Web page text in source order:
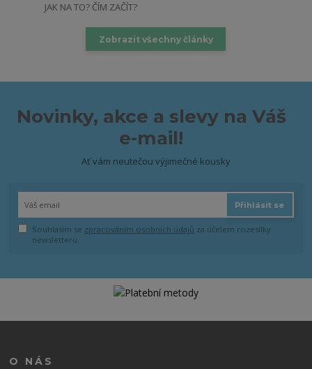
JAK NA TO? ČÍM ZAČÍT?
Zobrazit všechny články
Novinky, akce a slevy na Váš
e-mail!
Ať vám neutečou výjimečné kousky
Přihlásit se
Souhlasím se zpracováním osobních údajů za účelem rozesílky
newsletteru.
O NÁS